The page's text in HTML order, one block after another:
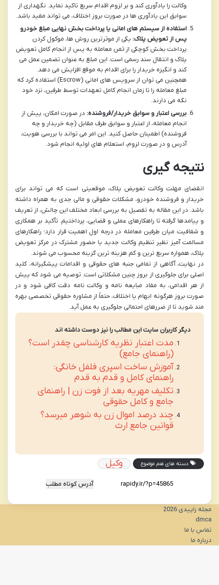
وکالت را یادآوری کند و بر لزوم اقدام سریع تاکید نماید. نگهداری از
سوابق این یادآوری ها در صورت بروز اختلاف، می تواند مفید باشد.
استفاده از سیستم های امانی یا پرداخت بخش نهایی مبلغ خودرو
پس از تعویض پلاک: یکی از موثرترین روش ها، موکول کردن
پرداخت بخش کوچکی از ثمن معامله به پس از انجام کامل تعویض
پلاک و انتقال سند رسمی است. این مبلغ به عنوان تضمین عمل می
کند و انگیزه خریدار را برای اقدام به موقع افزایش می دهد.
همچنین می توان از سرویس های امانی (Escrow) استفاده کرد که
مبلغ معامله را تا زمان انجام کامل تعهدات توسط طرفین، نزد خود
نگه می دارند.
بررسی اعتبار و سوابق خریدار/فروشنده: در صورت امکان، پیش از
انجام معامله، از اعتبار و سوابق طرف مقابل (چه خریدار و چه
فروشنده) اطمینان حاصل کنید. این امر می تواند با بررسی هویت،
آدرس و در صورت لزوم، استعلام های اولیه انجام شود.
نتیجه گیری
انقضای مهلت وکالت تعویض پلاک، موقعیتی است که می تواند برای
خریدار و فروشنده خودرو، مشکلات حقوقی و مالی جدی به همراه داشته
باشد. در این مقاله به تفصیل به بررسی ابعاد مختلف این چالش، از تعریف
و پیامدها گرفته تا راهکارهای عملی و قضایی، پرداختیم. تأکید بر همکاری
و شفافیت میان طرفین معامله در درجه اول اهمیت قرار دارد؛ راهکارهای
مسالمت آمیز نظیر تنظیم وکالت جدید یا حضور مشترک در مرکز تعویض
پلاک، همواره سریع ترین و کم هزینه ترین گزینه محسوب می شوند.
در نهایت، آگاهی از تمامی جنبه های حقوقی و اقدامات پیشگیرانه، کلید
اصلی برای جلوگیری از بروز چنین مشکلاتی است. توصیه می شود که پیش
از هر اقدامی، به مفاد مبایعه نامه و وکالت نامه دقت کافی شود و در
صورت بروز هرگونه ابهام یا اختلاف، حتماً از مشاوره حقوقی تخصصی بهره
مند شوید تا از ضررهای احتمالی جلوگیری به عمل آید.
دیگر کاربران سایت این مطالب را نیز دوست داشته اند
مدت اعتبار نظریه کارشناسی چقدر است؟
(راهنمای جامع)
آموزش ساخت اسپری فلفل خانگی:
راهنمای کامل و قدم به قدم
تکلیف مهریه بعد از فوت زن | راهنمای
جامع و کامل حقوقی
چند درصد اموال زن به شوهر میرسد؟
قوانین جامع ارث
دسته های هم موضوع وکیل
آدرس کوتاه مطلب
مجله راپیدی 2026
dmca
تماس با ما
درباره ما